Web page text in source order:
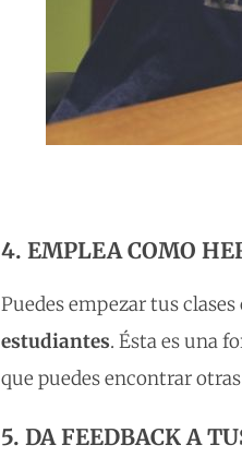
4. EMPLEA COMO
Puedes empezar tus
estudiantes. Ésta es una
que puedes encontrar
5. DA FEEDBACK A